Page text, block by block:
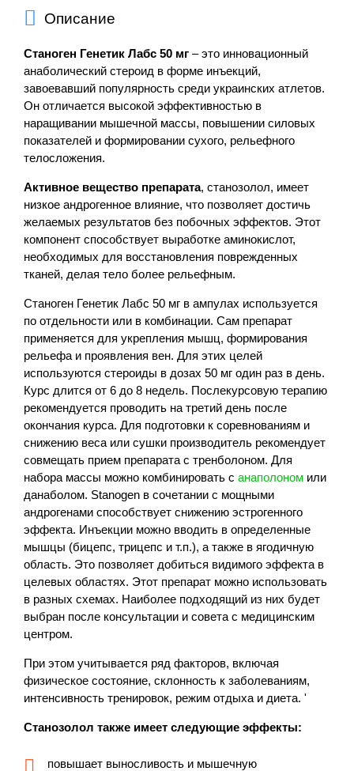
Описание
Станоген Генетик Лабс 50 мг – это инновационный
анаболический стероид в форме инъекций,
завоевавший популярность среди украинских атлетов.
Он отличается высокой эффективностью в
наращивании мышечной массы, повышении силовых
показателей и формировании сухого, рельефного
телосложения.
Активное вещество препарата, станозолол, имеет
низкое андрогенное влияние, что позволяет достичь
желаемых результатов без побочных эффектов. Этот
компонент способствует выработке аминокислот,
необходимых для восстановления поврежденных
тканей, делая тело более рельефным.
Станоген Генетик Лабс 50 мг в ампулах используется
по отдельности или в комбинации. Сам препарат
применяется для укрепления мышц, формирования
рельефа и проявления вен. Для этих целей
используются стероиды в дозах 50 мг один раз в день.
Курс длится от 6 до 8 недель. Послекурсовую терапию
рекомендуется проводить на третий день после
окончания курса. Для подготовки к соревнованиям и
снижению веса или сушки производитель рекомендует
совмещать прием препарата с тренболоном. Для
набора массы можно комбинировать с анаполоном или
данаболом. Stanogen в сочетании с мощными
андрогенами способствует снижению эстрогенного
эффекта. Инъекции можно вводить в определенные
мышцы (бицепс, трицепс и т.п.), а также в ягодичную
область. Это позволяет добиться видимого эффекта в
целевых областях. Этот препарат можно использовать
в разных схемах. Наиболее подходящий из них будет
выбран после консультации и совета с медицинским
центром.
При этом учитывается ряд факторов, включая
физическое состояние, склонность к заболеваниям,
интенсивность тренировок, режим отдыха и диета. '
Станозолол также имеет следующие эффекты:
повышает выносливость и мышечную